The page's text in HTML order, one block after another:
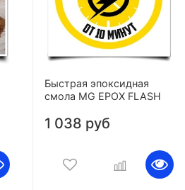
Быстрая эпоксидная
смола MG EPOX FLASH
1 038 руб